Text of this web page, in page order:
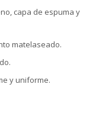
capa de espuma y
matelaseado.
y uniforme.